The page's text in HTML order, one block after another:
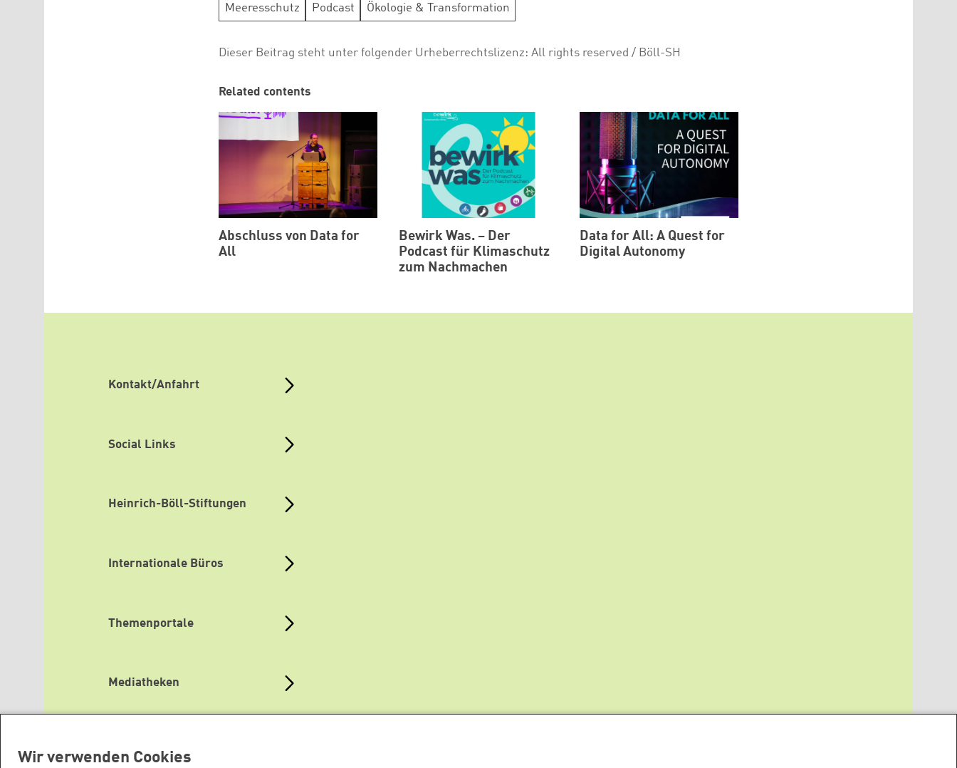
Meeresschutz Podcast Ökologie & Transformation
Dieser Beitrag steht unter folgender Urheberrechtslizenz: All rights reserved / Böll-SH
Related contents
Abschluss von Data for
All
Bewirk Was. – Der
Podcast für Klimaschutz
zum Nachmachen
Data for All: A Quest for
Digital Autonomy
Kontakt/Anfahrt
Social Links
Heinrich-Böll-Stiftungen
Internationale Büros
Themenportale
Mediatheken
Wir verwenden Cookies